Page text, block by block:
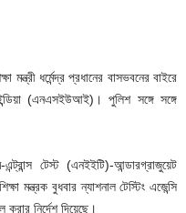
ধর্মেন্দ্র প্রধানের বাসভবনের বাইরে
(এনএসইউআই)। পুলিশ সঙ্গে সঙ্গে
টেস্ট (এনইইটি)-আন্ডারগ্রাজুয়েট
মন্ত্রক বুধবার ন্যাশনাল টেস্টিং এজেন্সি
নির্দেশ দিয়েছে।